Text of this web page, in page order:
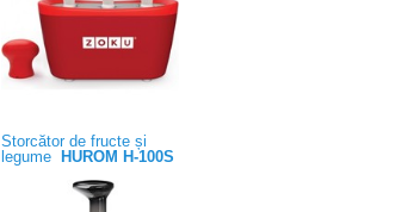
Storcător de fructe și
legume
HUROM H-100S